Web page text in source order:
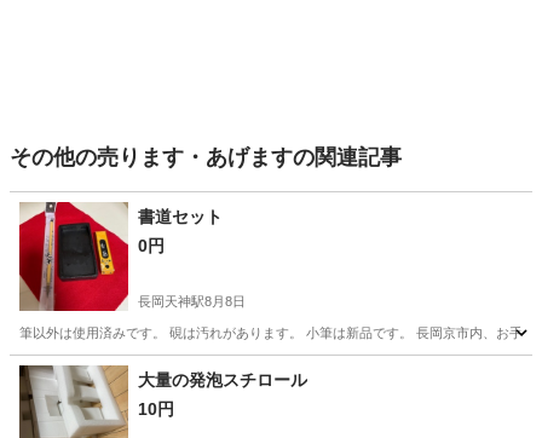
その他の売ります・あげますの関連記事
書道セット
0円
長岡天神駅8月8日
筆以外は使用済みです。 硯は汚れがあります。 小筆は新品です。 長岡京市内、お手渡
京都 長岡京市 長岡天神駅
大量の発泡スチロール
10円